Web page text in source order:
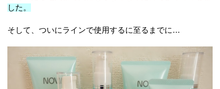
した。
そして、ついにラインで使用するに至るまでに…